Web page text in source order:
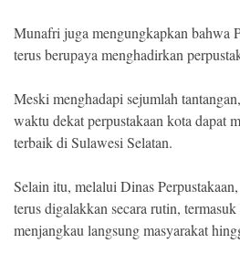
Munafri juga mengungkapkan bahwa
terus berupaya menghadirkan
Meski menghadapi sejumlah
waktu dekat perpustakaan kota dapat
terbaik di Sulawesi Selatan.
Selain itu, melalui Dinas
terus digalakkan secara rutin,
menjangkau langsung masyarakat